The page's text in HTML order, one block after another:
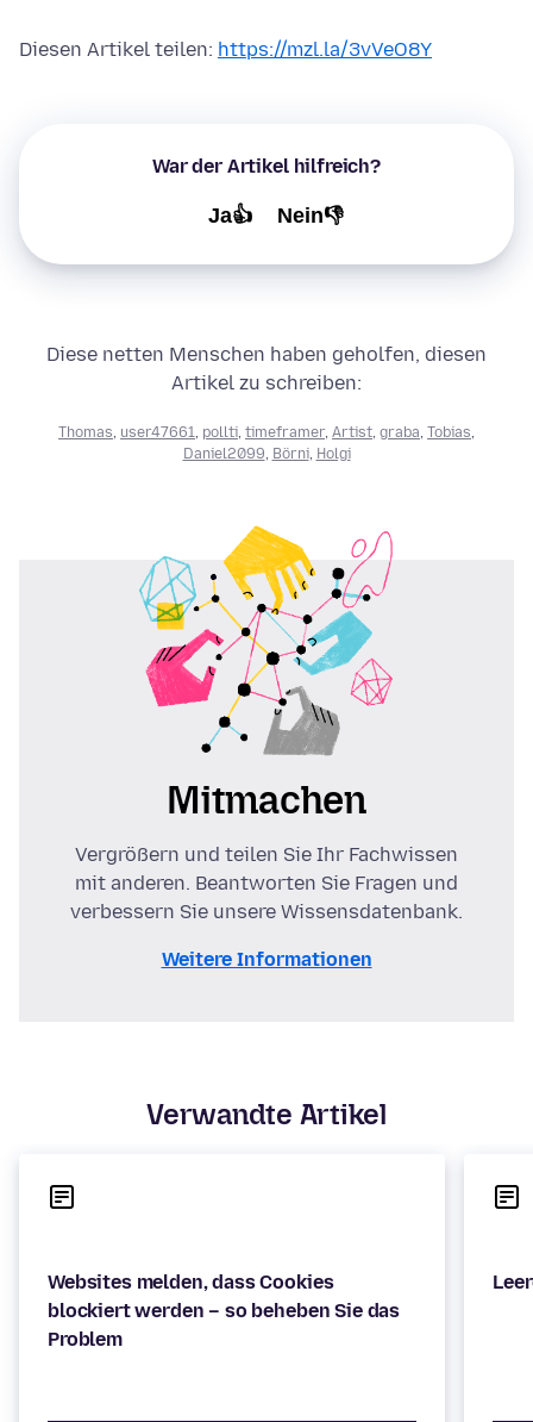
Diesen Artikel teilen: https://mzl.la/3vVeO8Y
War der Artikel hilfreich?
Ja👍 Nein👎
Diese netten Menschen haben geholfen, diesen
Artikel zu schreiben:
Thomas user47661 pollti timeframer, Artist graba Tobias
Daniel2099 Börni, Holgi
Mitmachen
Vergrößern und teilen Sie Ihr Fachwissen
mit anderen. Beantworten Sie Fragen und
verbessern Sie unsere Wissensdatenbank.
Weitere Informationen
Verwandte Artikel
Websites melden, dass Cookies
blockiert werden – so beheben Sie das
Problem